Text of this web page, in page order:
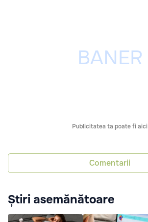
Publicitatea ta poate fi aici
Comentarii
Știri asemănătoare